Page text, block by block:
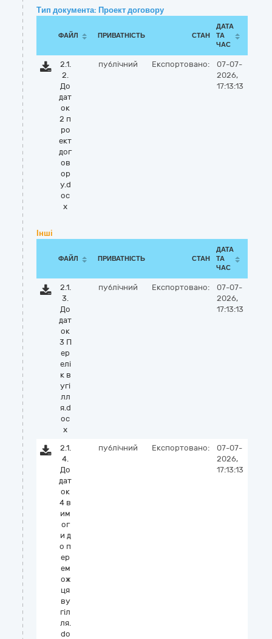
Тип документа: Проект договору
ФАЙЛ ПРИВАТНІСТЬ СТАН
ДАТА
ТА
ЧАС
2.1.
2.
До
дат
ок
2 п
ро
ект
дог
ов
ор
у.d
oc
x
публічний Експортовано:
07-07-
2026,
17:13:13
Інші
ФАЙЛ ПРИВАТНІСТЬ СТАН
ДАТА
ТА
ЧАС
2.1.
3.
До
дат
ок
3 П
ер
елі
к в
угі
лл
я.d
oc
x
публічний Експортовано:
07-07-
2026,
17:13:13
2.1.
4.
До
дат
ок
4 в
им
ог
и д
о п
ер
ем
ож
ця
ву
гіл
ля.
do
публічний Експортовано:
07-07-
2026,
17:13:13